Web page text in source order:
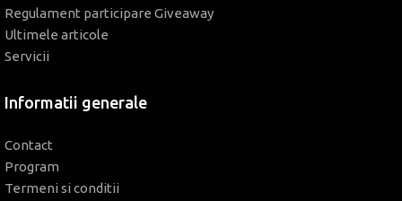
Regulament participare Giveaway
Ultimele articole
Servicii
Informatii generale
Contact
Program
Termeni si conditii